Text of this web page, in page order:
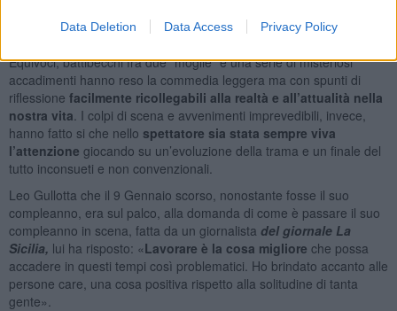
Data Deletion Data Access Privacy Policy
moglie, che incomincia a perseguitare la sua rivale vivente e mette
in atto una divertente serie di scherzi e misteriosi accadimenti.
Equivoci, battibecchi fra due “moglie” e una serie di misteriosi
accadimenti hanno reso la commedia leggera ma con spunti di
riflessione facilmente ricollegabili alla realtà e all’attualità nella
nostra vita . I colpi di scena e avvenimenti imprevedibili, invece,
hanno fatto si che nello spettatore sia stata sempre viva
l’attenzione giocando su un’evoluzione della trama e un finale del
tutto inconsueti e non convenzionali.
Leo Gullotta che il 9 Gennaio scorso, nonostante fosse il suo
compleanno, era sul palco, alla domanda di come è passare il suo
compleanno in scena, fatta da un giornalista del giornale La
Sicilia, lui ha risposto: «Lavorare è la cosa migliore che possa
accadere in questi tempi così problematici. Ho brindato accanto alle
persone care, una cosa positiva rispetto alla solitudine di tanta
gente».